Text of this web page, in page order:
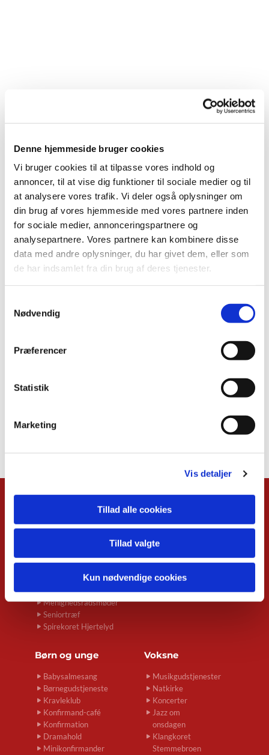
Denne hjemmeside bruger cookies
Vi bruger cookies til at tilpasse vores indhold og
annoncer, til at vise dig funktioner til sociale medier og til
at analysere vores trafik. Vi deler også oplysninger om
din brug af vores hjemmeside med vores partnere inden
for sociale medier, annonceringspartnere og
analysepartnere. Vores partnere kan kombinere disse
data med andre oplysninger, du har givet dem, eller som
de har indsamlet fra din brug af deres tjenester.
Nødvendig
Præferencer
Statistik
Marketing
Vis detaljer
Tillad alle cookies
Tillad valgte
Kun nødvendige cookies
Du vil måske også kunne lide...
Overblik
Musikgudstjenester
Konfirmand-café
Menighedsrådsmøder
Seniortræf
Spirekoret Hjertelyd
Børn og unge
Babysalmesang
Børnegudstjeneste
Kravleklub
Konfirmand-café
Konfirmation
Dramahold
Minikonfirmander
Voksne
Musikgudstjenester
Natkirke
Koncerter
Jazz om
onsdagen
Klangkoret
Stemmebroen